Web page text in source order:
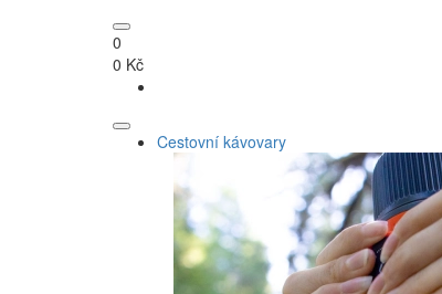
0
0 Kč
Cestovní kávovary